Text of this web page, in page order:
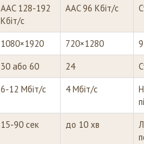
AAC 128-192
Кбіт/с
AAC 96 Кбіт/с
1080×1920 720×1280
30 або 60 24
6-12 Мбіт/с 4 Мбіт/с
15-90 сек до 10 хв